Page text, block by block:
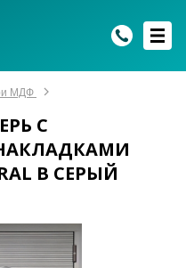
МДФ
С
В СЕРЫЙ